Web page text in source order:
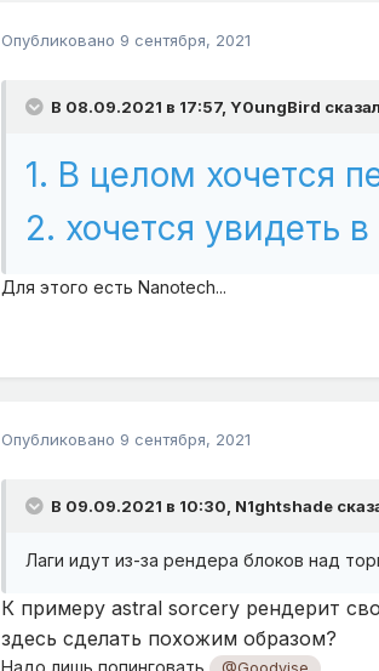
Опубликовано 9 сентября, 2021
В 08.09.2021 в 17:57, Y0ungBird
1. В целом хочется
2. хочется увидеть
Для этого есть Nanotech...
Опубликовано 9 сентября, 2021
В 09.09.2021 в 10:30, N1ghtshade
Лаги идут из-за рендера блоков над
К примеру astral sorcery рендерит
здесь сделать похожим образом?
Надо лишь попинговать